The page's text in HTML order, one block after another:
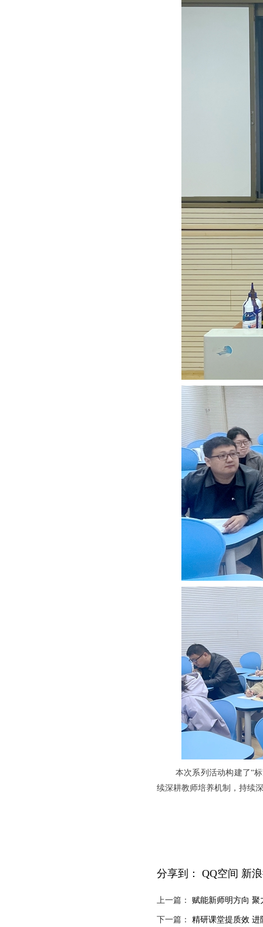
本次系列活动构建了“
续深耕教师培养机制，持续
分享到： QQ空间 新
上一篇： 赋能新师明方向
下一篇： 精研课堂提质效 进